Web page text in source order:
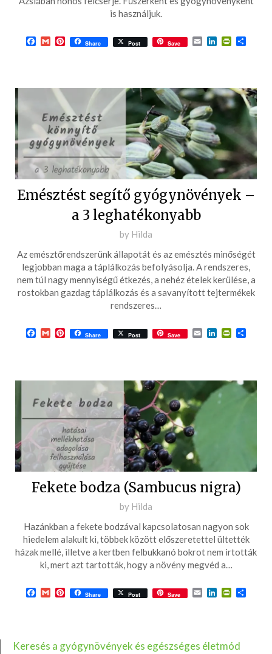
08-
is használjuk.
Facebook
GmailPinterest
Share Post Save EmailLinkedIn
Emésztést segítő gyógynövények –
a 3 leghatékonyabb
Posted
on
2017-
07-
29
by Hilda
Az emésztőrendszerünk állapotát és az emésztés minőségét
legjobban maga a táplálkozás befolyásolja. A rendszeres,
nem túl nagy mennyiségű étkezés, a nehéz ételek kerülése, a
rostokban gazdag táplálkozás és a savanyított tejtermékek
rendszeres…
Facebook
GmailPinterest
Share Post Save EmailLinkedIn
Fekete bodza (Sambucus nigra)
Posted
2016-
03-
19
by Hilda
Hazánkban a fekete bodzával kapcsolatosan nagyon sok
hiedelem alakult ki, többek között előszeretettel ültették
házak mellé, illetve a kertben felbukkanó bokrot nem irtották
ki, mert azt tartották, hogy a növény megvéd a…
Facebook
GmailPinterest
Share Post Save EmailLinkedIn
Keresés a gyógynövények és egészséges életmód